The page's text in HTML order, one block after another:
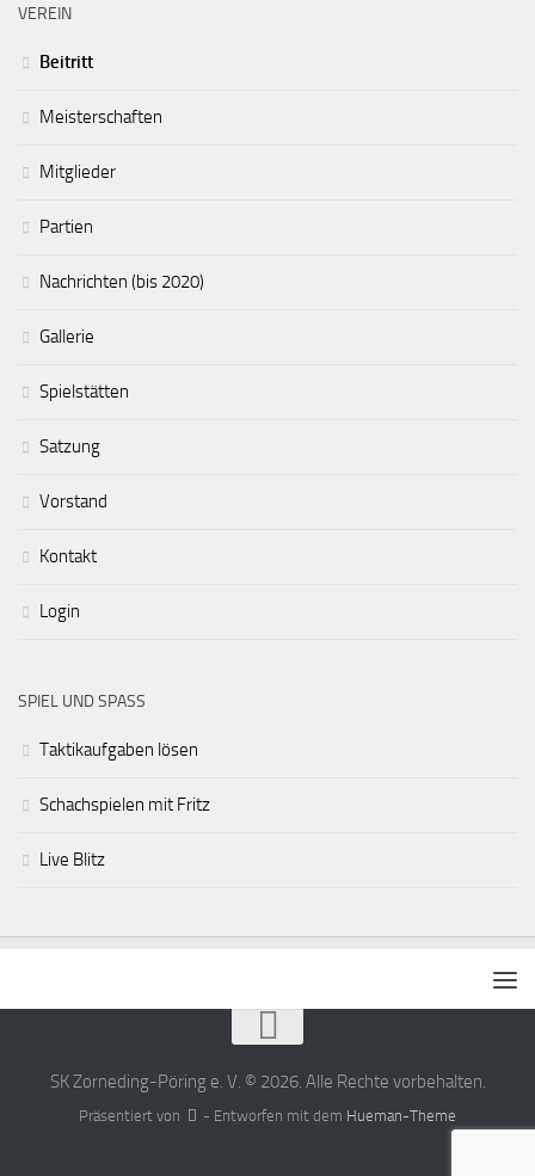
VEREIN
Beitritt
Meisterschaften
Mitglieder
Partien
Nachrichten (bis 2020)
Gallerie
Spielstätten
Satzung
Vorstand
Kontakt
Login
SPIEL UND SPASS
Taktikaufgaben lösen
Schachspielen mit Fritz
Live Blitz
SK Zorneding-Pöring e. V. © 2026. Alle Rechte vorbehalten.
Präsentiert von - Entworfen mit dem Hueman-Theme